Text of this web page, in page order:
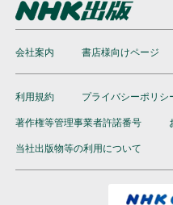
会社案内 書店様向けページ
利用規約 プライバシーポリシ
著作権等管理事業者許諾番号
当社出版物等の利用について